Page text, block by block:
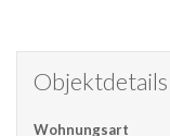
Objektdetails
Wohnungsart